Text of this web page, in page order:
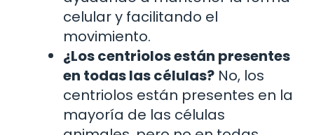
celular y facilitando el
movimiento.
¿Los centriolos están presentes
en todas las células? No, los
centriolos están presentes en la
mayoría de las células